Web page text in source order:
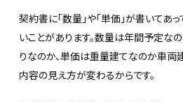
契約書に「数量」や「単価」が書いてあ
いことがあります。数量は年間予定な
りなのか、単価は重量建てなのか車両
内容の見え方が変わるからです。